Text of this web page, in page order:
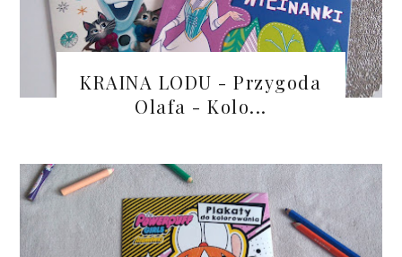
KRAINA LODU - Przygoda
Olafa - Kolo...